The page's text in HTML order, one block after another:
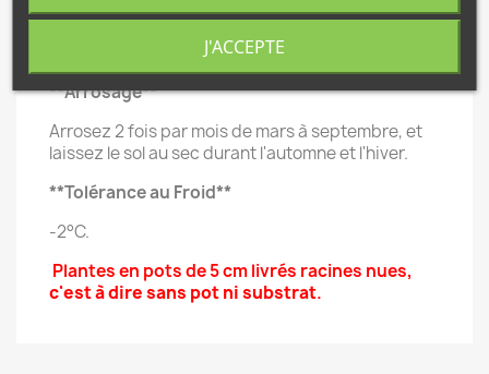
**Exposition**
Luminosité vive mais pas de soleil direct.
**Arrosage**
Arrosez 2 fois par mois de mars à septembre, et
laissez le sol au sec durant l'automne et l'hiver.
**Tolérance au Froid**
-2°C.
Plantesen pots de 5 cm livrés racines nues,
c'est à dire sans pot ni substrat.
J'ACCEPTE